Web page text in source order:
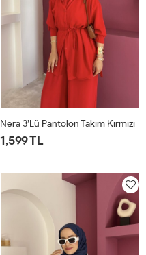
Nera 3’lü Pantolon Takım Kırmızı
1,599 TL